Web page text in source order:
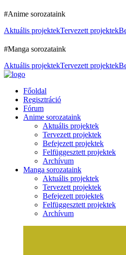
#Anime sorozataink
Aktuális projektekTervezett projektek
#Manga sorozataink
Aktuális projektekTervezett projektek
Főoldal
Regisztráció
Fórum
Anime sorozataink
Aktuális projektek
Tervezett projektek
Befejezett projektek
Felfüggesztett projektek
Archívum
Manga sorozataink
Aktuális projektek
Tervezett projektek
Befejezett projektek
Felfüggesztett projektek
Archívum